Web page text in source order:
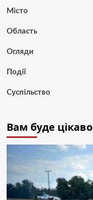
Місто
Область
Огляди
Події
Суспільство
Вам буде цікаво